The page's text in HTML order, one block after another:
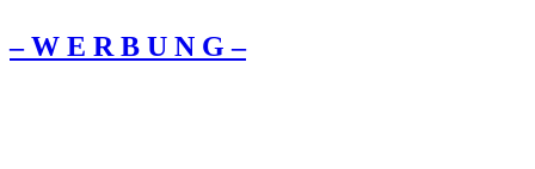
– W Ε R Β U Ν G –